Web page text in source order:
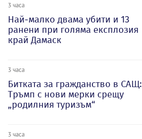
3 часа
Най-малко двама убити и 13
ранени при голяма експлозия
край Дамаск
3 часа
Битката за гражданство в САЩ:
Тръмп с нови мерки срещу
„родилния туризъм“
3 часа